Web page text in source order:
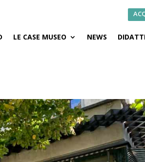
LE CASE MUSEO NEWS